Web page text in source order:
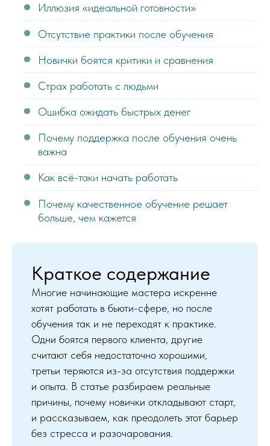
Иллюзия «идеальной готовности»
Отсутствие практики после обучения
Новички боятся критики и сравнения
Страх работать с людьми
Ошибка ожидать быстрых денег
Почему поддержка после обучения очень
важна
Как всё-таки начать работать
Почему качественное обучение решает
больше, чем кажется
Краткое содержание
Многие начинающие мастера искренне
хотят работать в бьюти-сфере, но после
обучения так и не переходят к практике.
Одни боятся первого клиента, другие
считают себя недостаточно хорошими,
третьи теряются из-за отсутствия поддержки
и опыта. В статье разбираем реальные
причины, почему новички откладывают старт,
и рассказываем, как преодолеть этот барьер
без стресса и разочарования.